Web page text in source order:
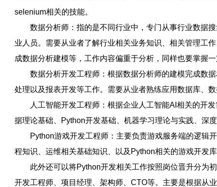
selenium相关的技能。
数据分析师：指的是不同行业中，专门从事行业数据搜
业人员。需要从业者了解行业相关业务知识、相关管理工
成数据分析建模等，工作内容偏重于分析，同样也要掌握
数据分析开发工程师：根据数据分析师的建模完成数据
处理以及报表开发等工作。需要从业者熟练应用数据库、
人工智能开发工程师：根据企业人工智能AI相关的开发
据理论基础、Python开发基础、机器学习理论与实践、深
Python游戏开发工程师：主要负责游戏服务端的逻辑开
程知识、运维相关基础知识、以及Python相关的游戏开发
此外还可以将Python开发相关工作按照岗位晋升分为
开发工程师、项目经理、架构师、CTO等。主要是根据从